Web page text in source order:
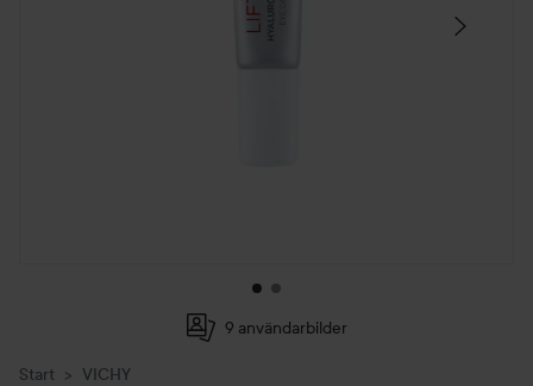
9 användarbilder
Start VICHY